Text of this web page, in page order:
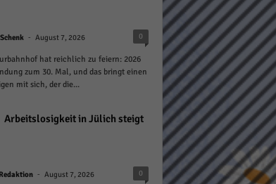
- August 7, 2026 0
hat reichlich zu feiern: 2026
zum 30. Mal, und das bringt einen
mit sich, der die...
Arbeitslosigkeit in Jülich steigt
- August 7, 2026 0